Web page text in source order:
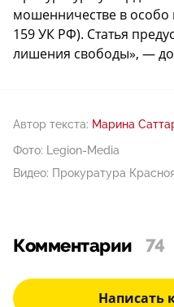
мошенничестве в особо
159 УК РФ). Статья
лишения свободы», —
Автор текста: Марина
Фото: Legion-Media
Видео: Прокуратура
Комментарии 74
Написать